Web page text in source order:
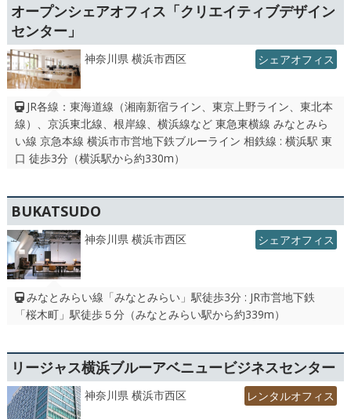
オープンシェアオフィス「クリエイティブデザイン
センター」
神奈川県 横浜市西区 シェアオフィス
JR各線：東海道線（湘南新宿ライン、東京上野ライン、東北本
線）、京浜東北線、根岸線、横浜線など 東急東横線 みなとみら
い線 京急本線 横浜市市営地下鉄ブルーライン 相鉄線 : 横浜駅 東
口 徒歩3分（横浜駅から約330m）
BUKATSUDO
神奈川県 横浜市西区 シェアオフィス
みなとみらい線「みなとみらい」駅徒歩3分 : JR市営地下鉄
「桜木町」駅徒歩５分（みなとみらい駅から約339m）
リージャス横浜ブルーアベニュービジネスセンター
神奈川県 横浜市西区 レンタルオフィス